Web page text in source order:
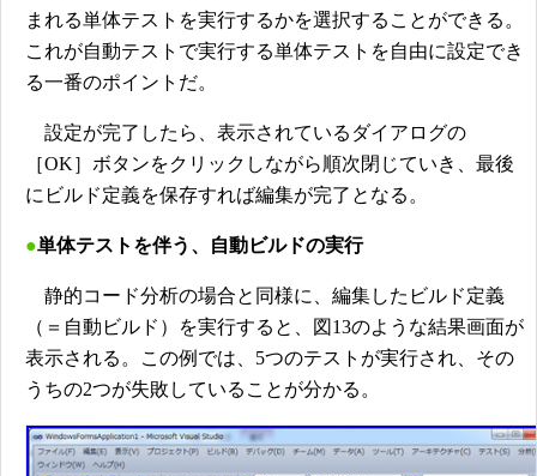
まれる単体テストを実行するかを選択することができる。
これが自動テストで実行する単体テストを自由に設定でき
る一番のポイントだ。
設定が完了したら、表示されているダイアログの
［OK］ボタンをクリックしながら順次閉じていき、最後
にビルド定義を保存すれば編集が完了となる。
●単体テストを伴う、自動ビルドの実行
静的コード分析の場合と同様に、編集したビルド定義
（＝自動ビルド）を実行すると、図13のような結果画面が
表示される。この例では、5つのテストが実行され、その
うちの2つが失敗していることが分かる。